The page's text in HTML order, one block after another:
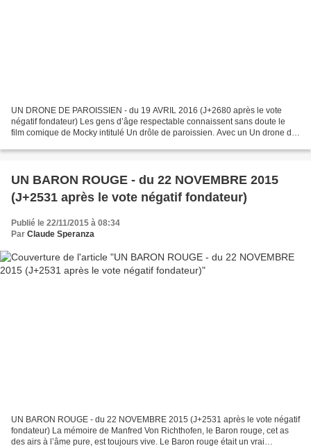
UN DRONE DE PAROISSIEN - du 19 AVRIL 2016 (J+2680 après le vote
négatif fondateur) Les gens d’âge respectable connaissent sans doute le
film comique de Mocky intitulé Un drôle de paroissien. Avec un Un drone de
UN BARON ROUGE - du 22 NOVEMBRE 2015
(J+2531 après le vote négatif fondateur)
Publié le 22/11/2015 à 08:34
Par Claude Speranza
UN BARON ROUGE - du 22 NOVEMBRE 2015 (J+2531 après le vote négatif
fondateur) La mémoire de Manfred Von Richthofen, le Baron rouge, cet as
des airs à l’âme pure, est toujours vive. Le Baron rouge était un vrai